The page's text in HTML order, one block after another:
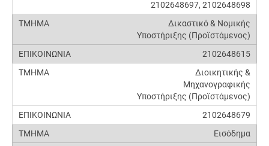
2102648697, 2102648698
Δικαστικό & Νομικής
Υποστήριξης (Προϊστάμενος)
2102648615
Διοικητικής &
Μηχανογραφικής
Υποστήριξης (Προϊστάμενος)
2102648679
Εισόδημα